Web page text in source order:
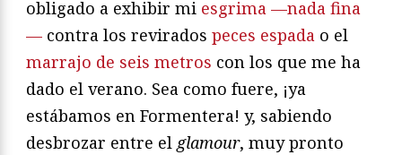
obligado a exhibir mi esgrima —nada fina
— contra los revirados peces espada o el
marrajo de seis metros con los que me ha
dado el verano. Sea como fuere, ¡ya
estábamos en Formentera! y, sabiendo
desbrozar entre el glamour, muy pronto